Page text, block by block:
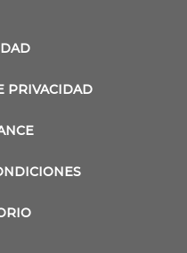
PRIVACIDAD